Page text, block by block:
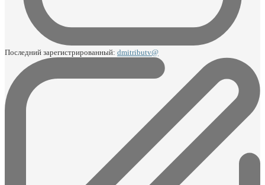
Последний зарегистрированный: dmitributv@